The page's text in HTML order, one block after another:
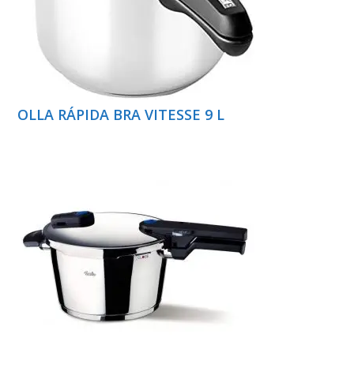
OLLA RÁPIDA BRA VITESSE 9 L